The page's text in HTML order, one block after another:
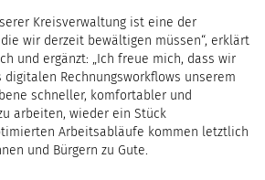
Kreisverwaltung ist eine der
wir derzeit bewältigen müssen“, erklärt
und ergänzt: „Ich freue mich, dass wir
Rechnungsworkflows unserem
schneller, komfortabler und
arbeiten, wieder ein Stück
Arbeitsabläufe kommen letztlich
und Bürgern zu Gute.